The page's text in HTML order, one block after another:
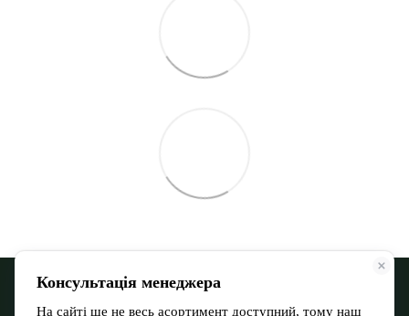
068 900 12-13 066 532 11-72